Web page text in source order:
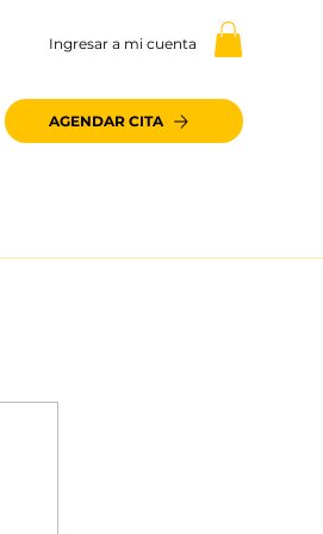
Ingresar a mi cuenta
AGENDAR CITA